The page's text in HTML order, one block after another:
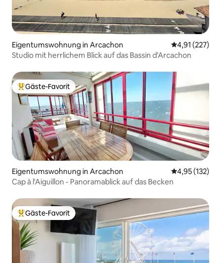
Eigentumswohnung in Arcachon
4,91 (227)
Studio mit herrlichem Blick auf das Bassin d'Arcachon
Beliebter Gäste-Favorit.
Gäste-Favorit
Eigentumswohnung in Arcachon
4,95 (132)
Cap à l'Aiguillon - Panoramablick auf das Becken
Beliebter Gäste-Favorit.
Gäste-Favorit